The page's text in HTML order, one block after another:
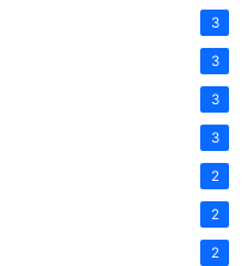
3
3
3
3
2
2
2